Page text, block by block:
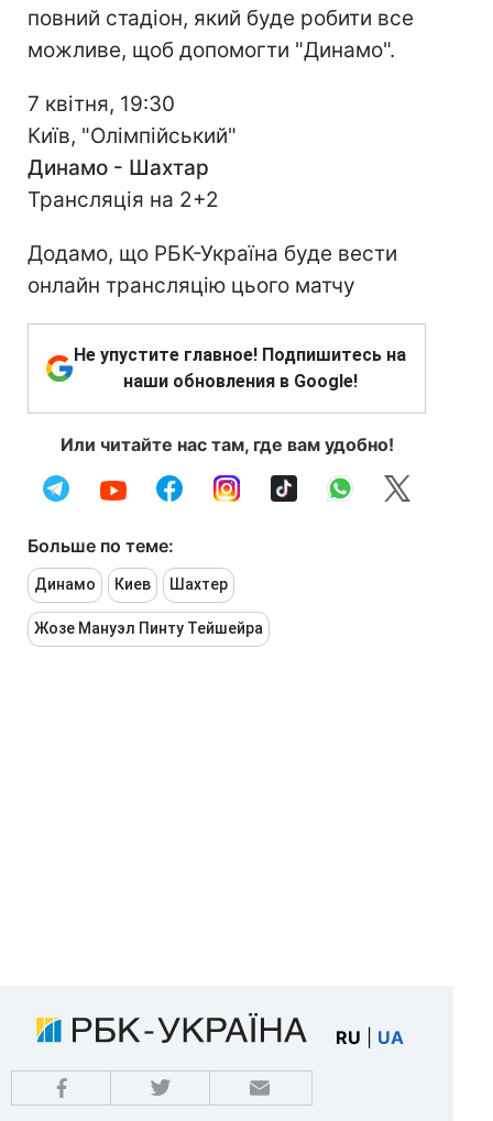
повний стадіон, який буде робити все
можливе, щоб допомогти "Динамо".
7 квітня, 19:30
Київ, "Олімпійський"
Динамо - Шахтар
Трансляція на 2+2
Додамо, що РБК-Україна буде вести
онлайн трансляцію цього матчу
Не упустите главное! Подпишитесь на
наши обновления в Google!
Или читайте нас там, где вам удобно!
Больше по теме:
Динамо Киев Шахтер
Жозе Мануэл Пинту Тейшейра
RU UA